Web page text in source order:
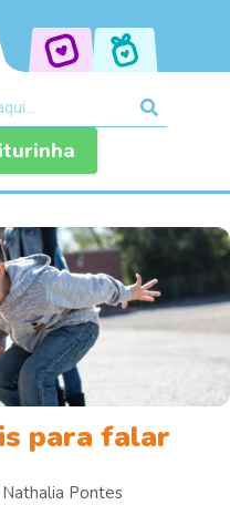
para falar
Nathalia Pontes